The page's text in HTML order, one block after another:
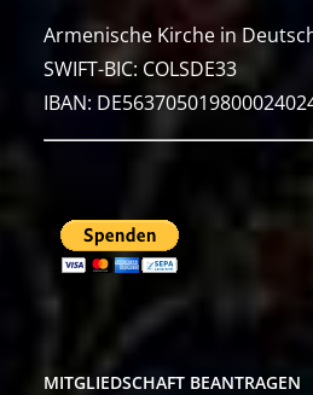
Armenische Kirche in
SWIFT-BIC: COLSDE33
IBAN:
MITGLIEDSCHAFT BEANTRAGEN